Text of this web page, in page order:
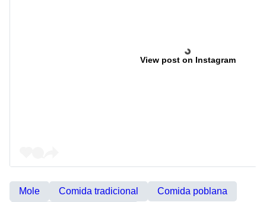
View post on Instagram
Mole Comida tradicional
Comida poblana